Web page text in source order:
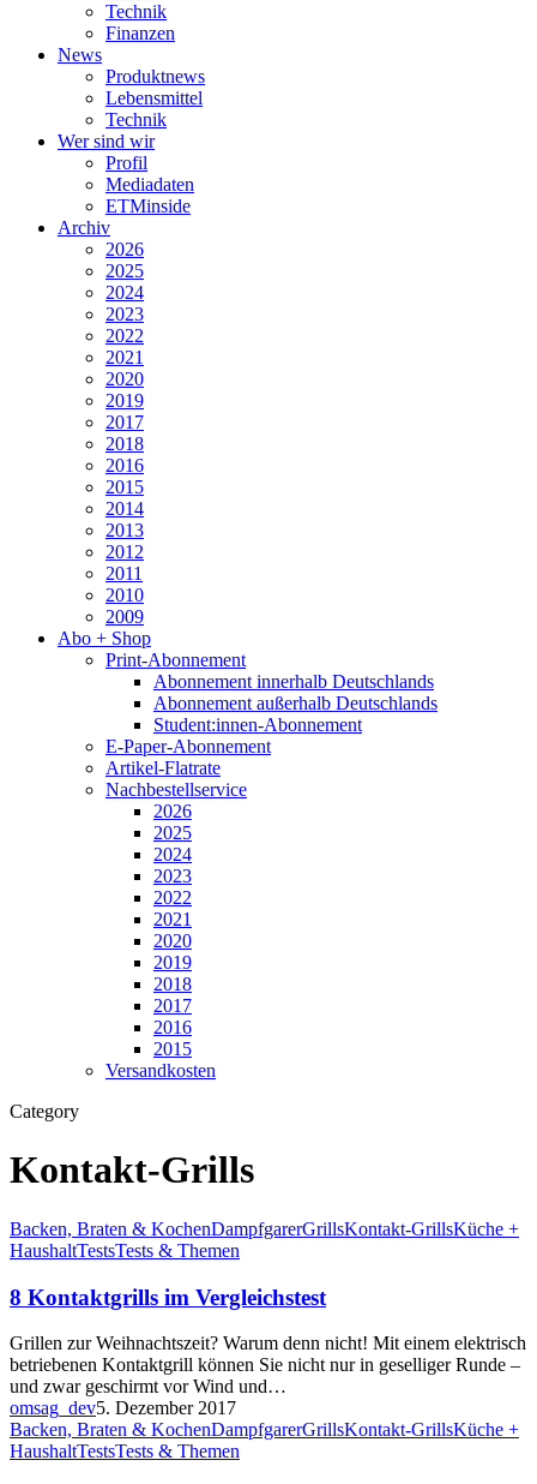
Technik
Finanzen
News
Produktnews
Lebensmittel
Technik
Wer sind wir
Profil
Mediadaten
ETMinside
Archiv
2026
2025
2024
2023
2022
2021
2020
2019
2017
2018
2016
2015
2014
2013
2012
2011
2010
2009
Abo + Shop
Print-Abonnement
Abonnement innerhalb Deutschlands
Abonnement außerhalb Deutschlands
Student:innen-Abonnement
E-Paper-Abonnement
Artikel-Flatrate
Nachbestellservice
2026
2025
2024
2023
2022
2021
2020
2019
2018
2017
2016
2015
Versandkosten
Category
Kontakt-Grills
Backen, Braten & KochenDampfgarerGrillsKontakt-GrillsKüche +
HaushaltTestsTests & Themen
8 Kontaktgrills im Vergleichstest
Grillen zur Weihnachtszeit? Warum denn nicht! Mit einem elektrisch
betriebenen Kontaktgrill können Sie nicht nur in geselliger Runde –
und zwar geschirmt vor Wind und…
omsag_dev5. Dezember 2017
Backen, Braten & KochenDampfgarerGrillsKontakt-GrillsKüche +
HaushaltTestsTests & Themen